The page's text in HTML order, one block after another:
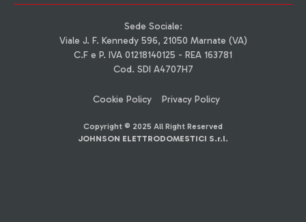
Sede Sociale:
Viale J. F. Kennedy 596, 21050 Marnate (VA)
C.F e P. IVA 01218140125 - REA 163781
Cod. SDI A4707H7
Cookie Policy Privacy Policy
Copyright © 2025 All Right Reserved
JOHNSON ELETTRODOMESTICI S.r.l.